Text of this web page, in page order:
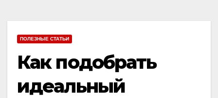
ПОЛЕЗНЫЕ СТАТЬИ
Как подобрать
идеальный